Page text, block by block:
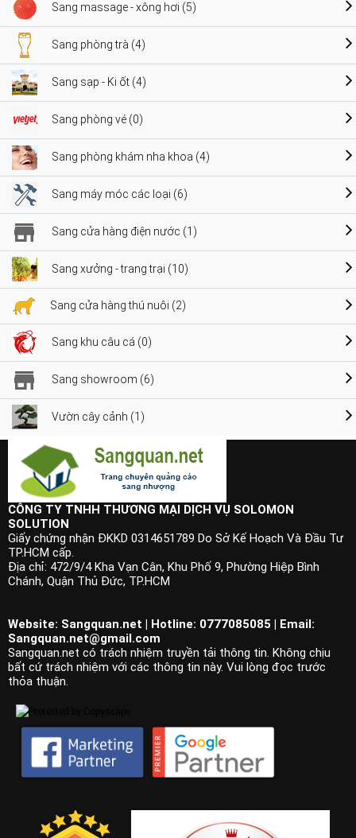
Sang massage - xông hơi (5)
Sang phòng trà (4)
Sang sạp - Ki ốt (4)
Sang phòng vé (0)
Sang phòng khám nha khoa (4)
Sang máy móc các loại (6)
Sang cửa hàng điện nước (1)
Sang xưởng - trang trại (10)
Sang cửa hàng thú nuôi (2)
Sang khu câu cá (0)
Sang showroom (6)
Vườn cây cảnh (1)
CÔNG TY TNHH THƯƠNG MẠI DỊCH VỤ SOLOMON
SOLUTION
Giấy chứng nhận ĐKKD 0314651789 Do Sở Kế Hoạch Và Đầu Tư
TP.HCM cấp.
Địa chỉ: 472/9/4 Kha Vạn Cân, Khu Phố 9, Phường Hiệp Bình
Chánh, Quận Thủ Đức, TP.HCM
Website: Sangquan.net | Hotline: 0777085085 | Email:
Sangquan.net@gmail.com
Sangquan.net có trách nhiệm truyền tải thông tin. Không chịu
bất cứ trách nhiệm với các thông tin này. Vui lòng đọc trước
thỏa thuận.